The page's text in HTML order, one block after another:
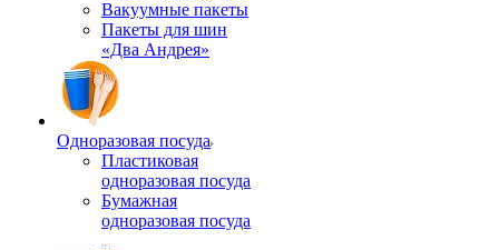
Вакуумные пакеты
Пакеты для шин
«Два Андрея»
Одноразовая посуда
Пластиковая
одноразовая посуда
Бумажная
одноразовая посуда